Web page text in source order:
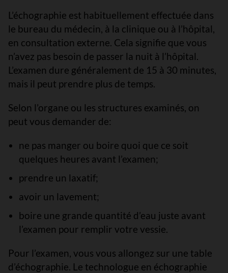
L’échographie est habituellement effectuée dans
le bureau du médecin, à la clinique ou à l’hôpital,
en consultation externe. Cela signifie que vous
n’avez pas besoin de passer la nuit à l’hôpital.
L’examen dure généralement de 15 à 30 minutes,
mais il peut prendre plus de temps.
Selon l’organe ou les structures examinés, on
peut vous demander de:
ne pas manger ou boire quoi que ce soit
quelques heures avant l’examen;
prendre un laxatif;
avoir un lavement;
boire une grande quantité d’eau juste avant
l’examen pour remplir votre vessie.
Pour l’examen, vous vous allongez sur une table
d’échographie. Le technologue en échographie